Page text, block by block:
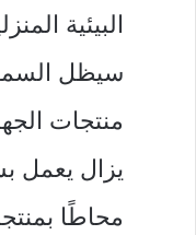
البيئية
سيظل
منتجات
يزال يعمل